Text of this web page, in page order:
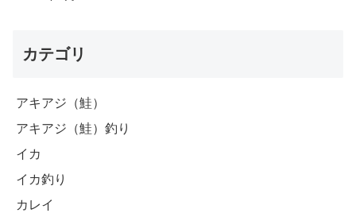
カテゴリ
アキアジ（鮭）
アキアジ（鮭）釣り
イカ
イカ釣り
カレイ